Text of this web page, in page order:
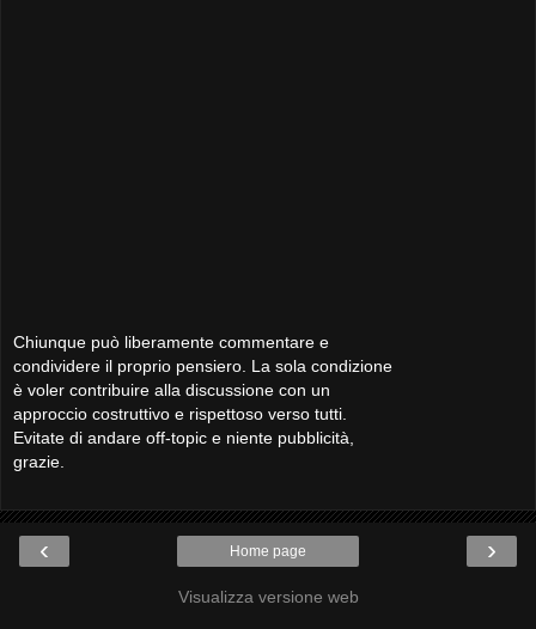
Chiunque può liberamente commentare e
condividere il proprio pensiero. La sola condizione
è voler contribuire alla discussione con un
approccio costruttivo e rispettoso verso tutti.
Evitate di andare off-topic e niente pubblicità,
grazie.
‹ ›
Home page
Visualizza versione web